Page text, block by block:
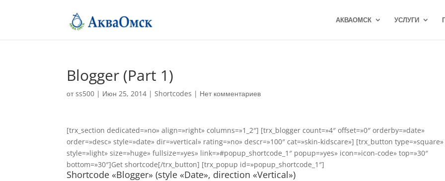
АКВАОМСК УСЛУГИ
Blogger (Part 1)
отss500 | Июн 25, 2014 |Shortcodes | Нет комментариев
[trx_section dedicated=»no» align=»right» columns=»1_2″] [trx_blogger count=»4″ offset=»0″ orderby=»date»
order=»desc» style=»date» dir=»vertical» rating=»no» descr=»100″ cat=»skin-kidscare»] [trx_button type=»square»
style=»light» size=»huge» fullsize=»yes» link=»#popup_shortcode_1″ popup=»yes» icon=»icon-code» top=»30″
bottom=»30″]Get shortcode[/trx_button] [trx_popup id=»popup_shortcode_1″]
Shortcode «Blogger» (style «Date», direction «Vertical»)